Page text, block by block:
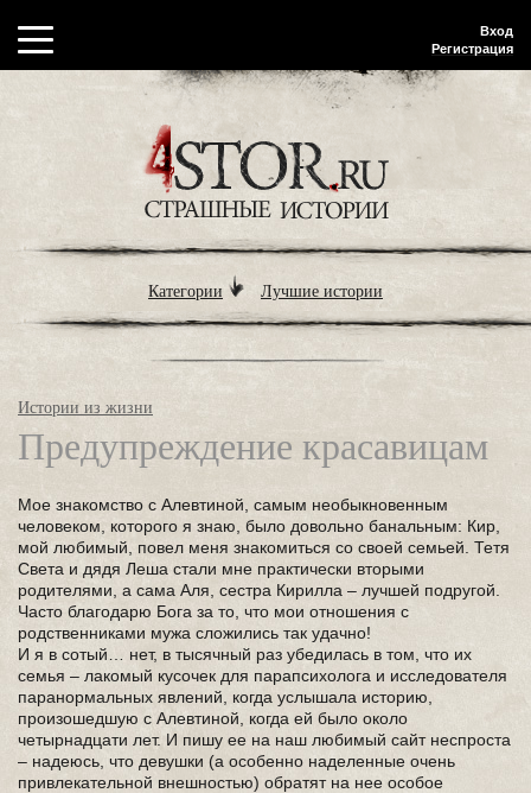
Вход
Регистрация
Категории Лучшие истории
Истории из жизни
Предупреждение красавицам
Мое знакомство с Алевтиной, самым необыкновенным
человеком, которого я знаю, было довольно банальным: Кир,
мой любимый, повел меня знакомиться со своей семьей. Тетя
Света и дядя Леша стали мне практически вторыми
родителями, а сама Аля, сестра Кирилла – лучшей подругой.
Часто благодарю Бога за то, что мои отношения с
родственниками мужа сложились так удачно!
И я в сотый… нет, в тысячный раз убедилась в том, что их
семья – лакомый кусочек для парапсихолога и исследователя
паранормальных явлений, когда услышала историю,
произошедшую с Алевтиной, когда ей было около
четырнадцати лет. И пишу ее на наш любимый сайт неспроста
– надеюсь, что девушки (а особенно наделенные очень
привлекательной внешностью) обратят на нее особое